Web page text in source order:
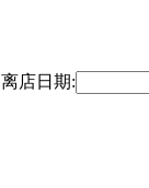
离店日期: